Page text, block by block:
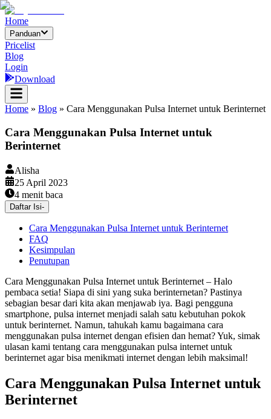
Home
Panduan
Pricelist
Blog
Login
Download
Home » Blog » Cara Menggunakan Pulsa Internet untuk Berinternet
Cara Menggunakan Pulsa Internet untuk
Berinternet
Alisha
25 April 2023
4 menit baca
Daftar Isi-
Cara Menggunakan Pulsa Internet untuk Berinternet
FAQ
Kesimpulan
Penutupan
Cara Menggunakan Pulsa Internet untuk Berinternet – Halo
pembaca setia! Siapa di sini yang suka berinternetan? Pastinya
sebagian besar dari kita akan menjawab iya. Bagi pengguna
smartphone, pulsa internet menjadi salah satu kebutuhan pokok
untuk berinternet. Namun, tahukah kamu bagaimana cara
menggunakan pulsa internet dengan efisien dan hemat? Yuk, simak
ulasan kami tentang cara menggunakan pulsa internet untuk
berinternet agar bisa menikmati internet dengan lebih maksimal!
Cara Menggunakan Pulsa Internet untuk
Berinternet